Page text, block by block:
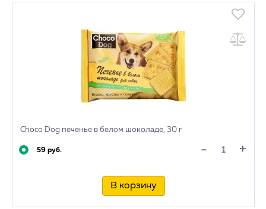
Choco Dog печенье в белом шоколаде, 30 г
59 руб. - +
В корзину